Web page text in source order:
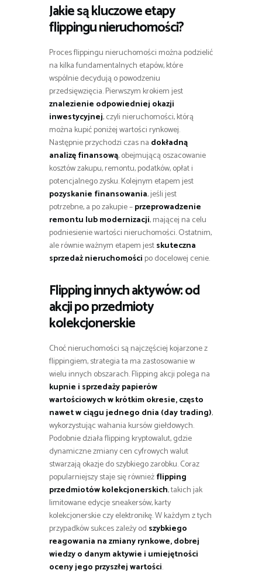
Jakie są kluczowe etapy
flippingu nieruchomości?
Proces flippingu nieruchomości można podzielić
na kilka fundamentalnych etapów, które
wspólnie decydują o powodzeniu
przedsięwzięcia. Pierwszym krokiem jest
znalezienie odpowiedniej okazji
inwestycyjnej, czyli nieruchomości, którą
można kupić poniżej wartości rynkowej.
Następnie przychodzi czas na dokładną
analizę finansową, obejmującą oszacowanie
kosztów zakupu, remontu, podatków, opłat i
potencjalnego zysku. Kolejnym etapem jest
pozyskanie finansowania, jeśli jest
potrzebne, a po zakupie –przeprowadzenie
remontu lub modernizacji, mającej na celu
podniesienie wartości nieruchomości. Ostatnim,
ale równie ważnym etapem jestskuteczna
sprzedaż nieruchomości po docelowej cenie.
Flipping innych aktywów: od
akcji po przedmioty
kolekcjonerskie
Choć nieruchomości są najczęściej kojarzone z
flippingiem, strategia ta ma zastosowanie w
wielu innych obszarach. Flipping akcji polega na
kupnie i sprzedaży papierów
wartościowych w krótkim okresie, często
nawet w ciągu jednego dnia (day trading),
wykorzystując wahania kursów giełdowych.
Podobnie działa flipping kryptowalut, gdzie
dynamiczne zmiany cen cyfrowych walut
stwarzają okazje do szybkiego zarobku. Coraz
popularniejszy staje się równieżflipping
przedmiotów kolekcjonerskich, takich jak
limitowane edycje sneakersów, karty
kolekcjonerskie czy elektronikę. W każdym z tych
przypadków sukces zależy od szybkiego
reagowania na zmiany rynkowe, dobrej
wiedzy o danym aktywie i umiejętności
oceny jego przyszłej wartości.